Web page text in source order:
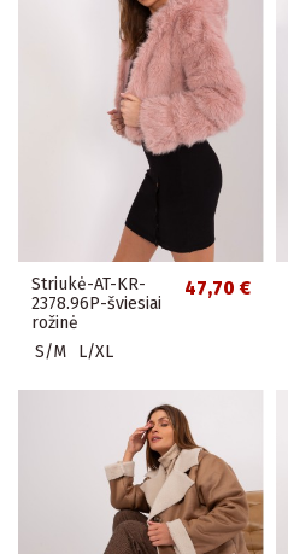
Striukė-AT-KR-
2378.96P-šviesiai
rožinė
47,70 €
S/M L/XL